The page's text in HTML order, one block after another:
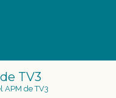
TV3
APM de TV3